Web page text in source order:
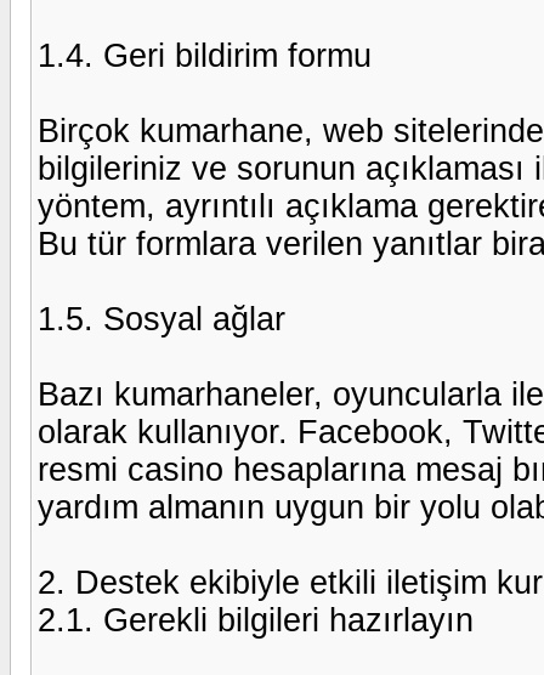
1.4. Geri bildirim formu
Birçok kumarhane, web
bilgileriniz ve sorunun
yöntem, ayrıntılı açıklama
Bu tür formlara verilen yanıtlar
1.5. Sosyal ağlar
Bazı kumarhaneler, oyuncularla
olarak kullanıyor. Facebook,
resmi casino hesaplarına mesaj
yardım almanın uygun bir yolu
2. Destek ekibiyle etkili iletişim
2.1. Gerekli bilgileri hazırlayın